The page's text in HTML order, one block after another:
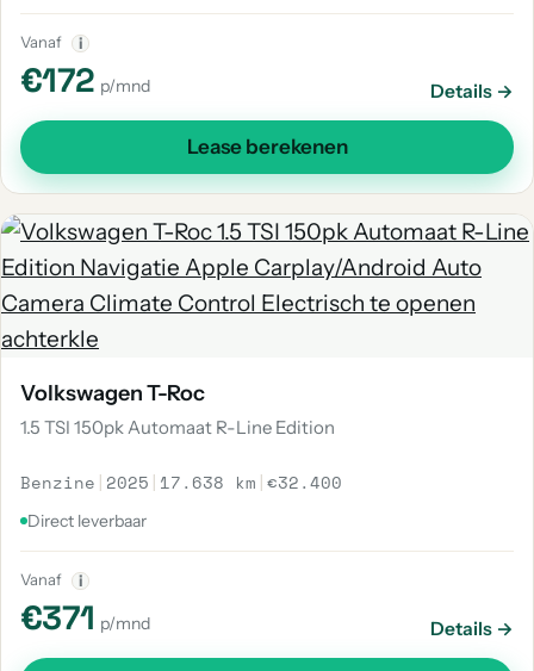
Vanaf i
€172 p/mnd Details →
Lease berekenen
Volkswagen T-Roc
1.5 TSI 150pk Automaat R-Line Edition
Benzine | 2025 | 17.638 km |€32.400
Direct leverbaar
Vanaf i
€371 p/mnd Details →